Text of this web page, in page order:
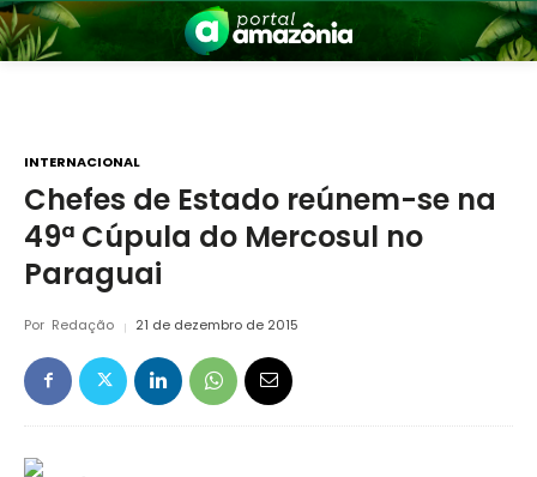
INTERNACIONAL
Chefes de Estado reúnem-se na
49ª Cúpula do Mercosul no
Paraguai
Por Redação 21 de dezembro de 2015